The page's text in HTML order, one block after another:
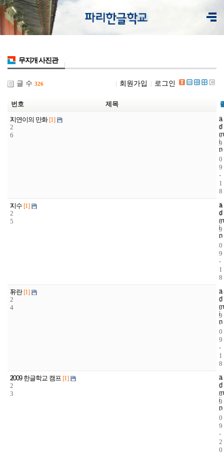
무지개 사진관
글 수 326 회원가입 로그인
번호 제목
3
2
6
지연이의 만화 [1]
a
d
m
i
n
2
3
7
2
0
0
9
-
0
9
-
1
8
3
2
5
지수 [1]
a
d
m
i
n
1
4
8
2
0
0
9
-
0
9
-
1
8
3
2
4
유란 [1]
a
d
m
i
n
2
0
9
2
0
0
9
-
0
9
-
1
8
3
2
3
2009 한글학교 캠프 [1]
a
d
m
i
n
2
0
6
2
0
0
9
-
0
9
-
2
0